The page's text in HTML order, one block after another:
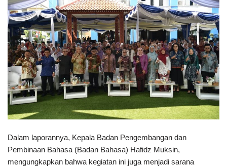
Dalam laporannya, Kepala Badan Pengembangan dan
Pembinaan Bahasa (Badan Bahasa) Hafidz Muksin,
mengungkapkan bahwa kegiatan ini juga menjadi sarana